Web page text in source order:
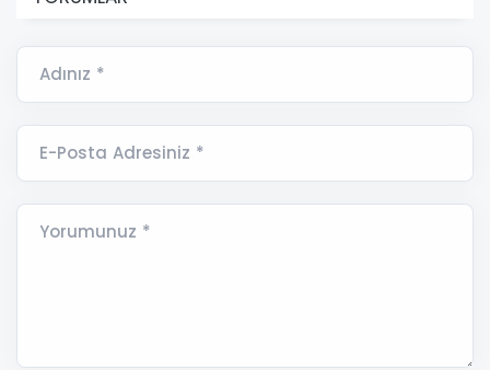
Adınız *
E-Posta Adresiniz *
Yorumunuz *